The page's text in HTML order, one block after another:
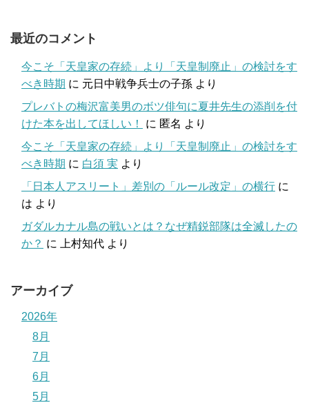
最近のコメント
今こそ「天皇家の存続」より「天皇制廃止」の検討をす
べき時期 に 元日中戦争兵士の子孫 より
プレバトの梅沢富美男のボツ俳句に夏井先生の添削を付
けた本を出してほしい！
に 匿名 より
今こそ「天皇家の存続」より「天皇制廃止」の検討をす
べき時期 に 白須 実 より
「日本人アスリート」差別の「ルール改定」の横行 に
は より
ガダルカナル島の戦いとは？なぜ精鋭部隊は全滅したの
か？ に 上村知代 より
アーカイブ
2026年
8月
7月
6月
5月